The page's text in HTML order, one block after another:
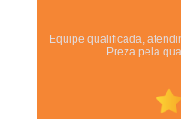
Equipe qualificada,
Preza pela